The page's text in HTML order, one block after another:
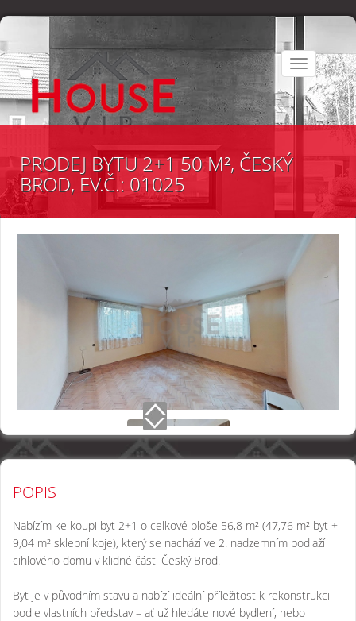
Toggle
navigation
PRODEJ BYTU 2+1 50 M², ČESKÝ
BROD, EV.Č.: 01025
POPIS
Nabízím ke koupi byt 2+1 o celkové ploše 56,8 m² (47,76 m² byt +
9,04 m² sklepní koje), který se nachází ve 2. nadzemním podlaží
cihlového domu v klidné části Český Brod.
Byt je v původním stavu a nabízí ideální příležitost k rekonstrukci
podle vlastních představ – ať už hledáte nové bydlení, nebo